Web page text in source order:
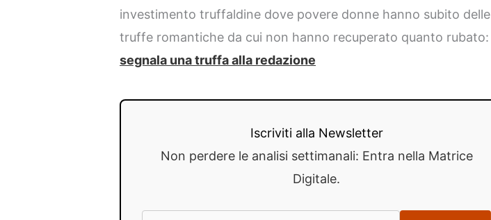
investimento truffaldine dove povere donne hanno subito delle
truffe romantiche da cui non hanno recuperato quanto rubato:
segnala una truffa alla redazione
Iscriviti alla Newsletter
Non perdere le analisi settimanali: Entra nella Matrice
Digitale.